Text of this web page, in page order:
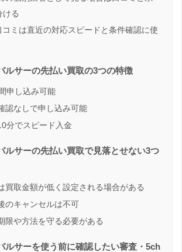
ける
コミは直近の対応スピードと条件確認に使
ルサーの先払い買取の3つの特徴
申し込み可能
認なしで申し込み可能
分でスピード入金
ルサーの先払い買取で見落とせない3つ
買取金額が低く設定される場合がある
のキャンセルは不可
限や方法を守る必要がある
ルサーを使う前に確認したい審査・5ch